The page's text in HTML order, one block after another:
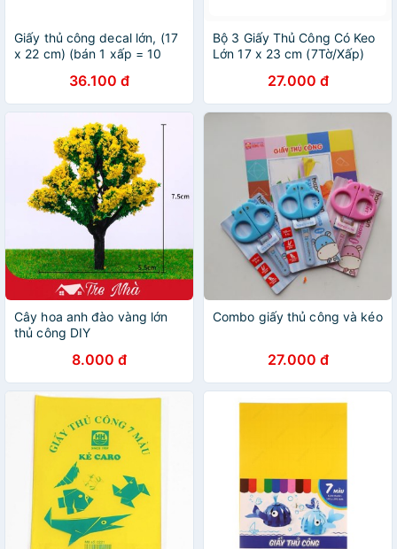
Giấy thủ công decal lớn, (17
x 22 cm) (bán 1 xấp = 10
36.100 đ
Bộ 3 Giấy Thủ Công Có Keo
Lớn 17 x 23 cm (7Tờ/Xấp)
27.000 đ
Cây hoa anh đào vàng lớn
thủ công DIY
8.000 đ
Combo giấy thủ công và kéo
27.000 đ